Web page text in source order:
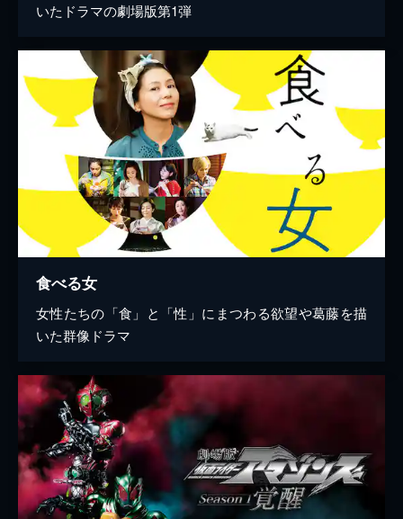
いたドラマの劇場版第1弾
食べる女
女性たちの「食」と「性」にまつわる欲望や葛藤を描
いた群像ドラマ